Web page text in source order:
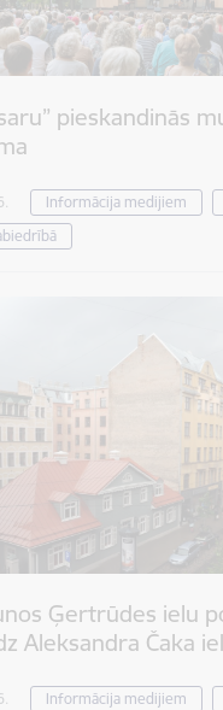
pieskandinās
Informācija medijiem
Ģertrūdes ielu
Aleksandra Čaka
Informācija medijiem